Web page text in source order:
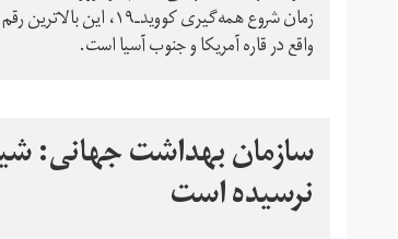
واقع در قاره آمریکا و جنوب آسیا است.
سازمان بهداشت جهانی:‌
نرسیده است